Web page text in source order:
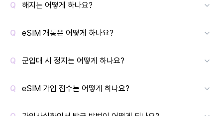
해지는 어떻게 하나요?
eSIM 개통은 어떻게 하나요?
군입대 시 정지는 어떻게 하나요?
eSIM 가입 접수는 어떻게 하나요?